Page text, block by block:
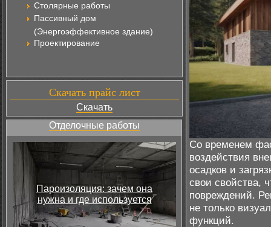
Столярные работы
Пассивный дом
(Энергоэффективное здание)
Проектирование
Скачать прайс лист
Скачать
Отделочные работы
Пароизоляция: зачем она
нужна и где используется
Со временем
воздействия
осадков и
свои свойства,
повреждений.
не только
функций.